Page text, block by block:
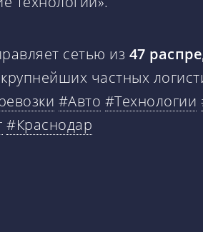
сетью из 47
частных
#Авто #Технологии
#Краснодар